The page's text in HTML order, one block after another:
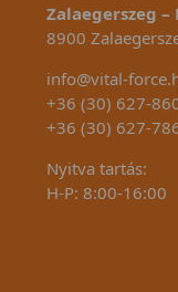
Zalaegerszeg
8900
info@vital-
+36 (30) 627-
+36 (30) 627-
Nyitva tartás:
H-P: 8:00-16:00